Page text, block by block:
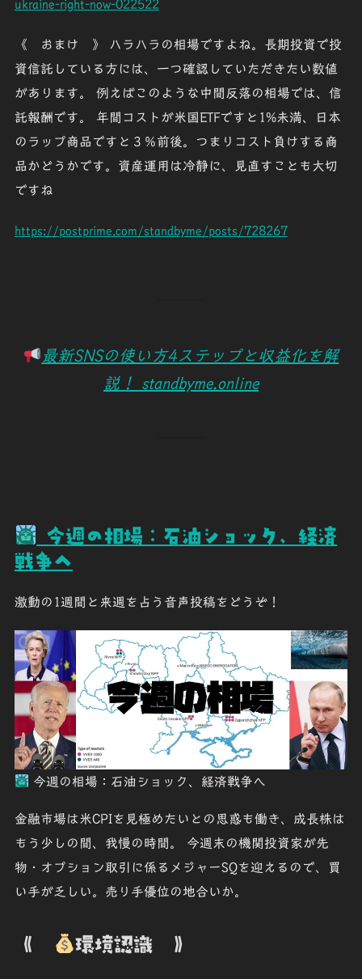
ukraine-right-now-022522
《 おまけ 》 ハラハラの相場ですよね。長期投資で投
資信託している方には、一つ確認していただきたい数値
があります。 例えばこのような中間反落の相場では、信
託報酬です。 年間コストが米国ETFですと1%未満、日本
のラップ商品ですと３％前後。つまりコスト負けする商
品かどうかです。資産運用は冷静に、見直すことも大切
ですね
https://postprime.com/standbyme/posts/728267
最新SNSの使い方4ステップと収益化を解
説！ standbyme.online
今週の相場：石油ショック、経済
戦争へ
激動の1週間と来週を占う音声投稿をどうぞ！
今週の相場：石油ショック、経済戦争へ
金融市場は米CPIを見極めたいとの思惑も働き、成長株は
もう少しの間、我慢の時間。 今週末の機関投資家が先
物・オプション取引に係るメジャーSQを迎えるので、買
い手が乏しい。売り手優位の地合いか。
《 環境認識 》